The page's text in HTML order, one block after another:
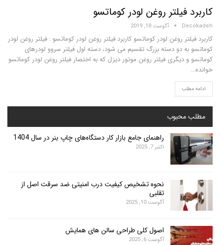
روغن لودر کوماتسو
آگوست 18, 2019
روغن لودر کوماتسو کاربرد فیلتر روغن لودر کوماتسو : فیلتر روغن لودر
دو دسته بزرگ تقسیم می شود، دسته اول فیلتر سروو لودرهای
فیلتر روغن موتور دیزل که به اختصار فیلتر روغن لودر کوماتسو
راهنمای جامع بازار کار دستگاه‌های چاپ بنر در سال 1404
اکتبر 7, 2025
نحوه تشخیص کیفیت درب امنیتی ضد سرقت اصل از
تقلبی
آگوست 10, 2025
اصول کلی طراحی سالن های همایش
آگوست 6, 2025